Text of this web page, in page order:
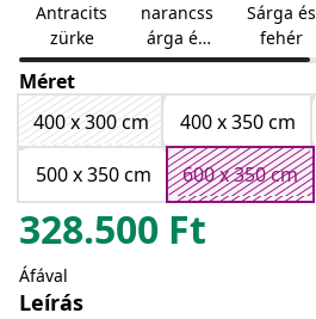
Antracits
zürke
narancss
árga és
barna
Sárga és
fehér
Méret
400 x 300 cm
400 x 350 cm
500 x 350 cm
600 x 350 cm
328.500 Ft
Áfával
Leírás